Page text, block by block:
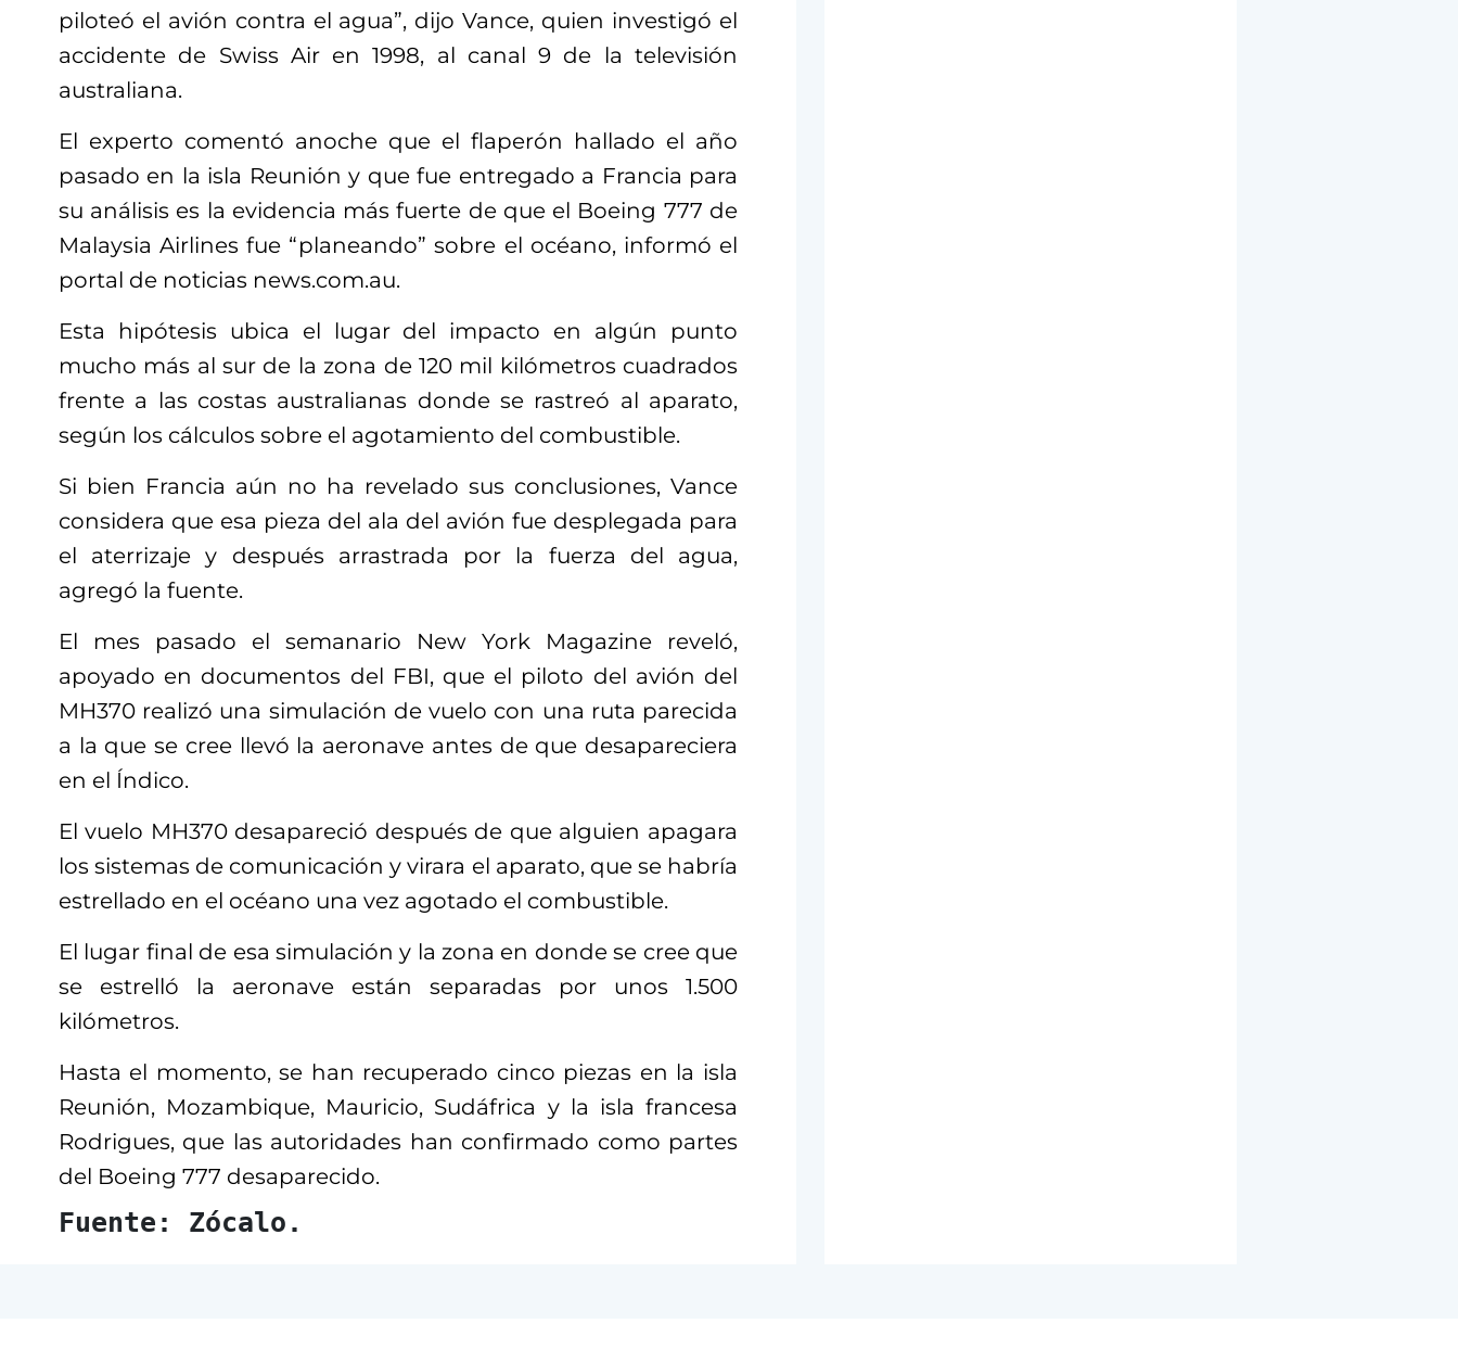
piloteó el avión contra el agua”, dijo Vance, quien investigó el
accidente de Swiss Air en 1998, al canal 9 de la televisión
australiana.
El experto comentó anoche que el flaperón hallado el año
pasado en la isla Reunión y que fue entregado a Francia para
su análisis es la evidencia más fuerte de que el Boeing 777 de
Malaysia Airlines fue “planeando” sobre el océano, informó el
portal de noticias news.com.au.
Esta hipótesis ubica el lugar del impacto en algún punto
mucho más al sur de la zona de 120 mil kilómetros cuadrados
frente a las costas australianas donde se rastreó al aparato,
según los cálculos sobre el agotamiento del combustible.
Si bien Francia aún no ha revelado sus conclusiones, Vance
considera que esa pieza del ala del avión fue desplegada para
el aterrizaje y después arrastrada por la fuerza del agua,
agregó la fuente.
El mes pasado el semanario New York Magazine reveló,
apoyado en documentos del FBI, que el piloto del avión del
MH370 realizó una simulación de vuelo con una ruta parecida
a la que se cree llevó la aeronave antes de que desapareciera
en el Índico.
El vuelo MH370 desapareció después de que alguien apagara
los sistemas de comunicación y virara el aparato, que se habría
estrellado en el océano una vez agotado el combustible.
El lugar final de esa simulación y la zona en donde se cree que
se estrelló la aeronave están separadas por unos 1.500
kilómetros.
Hasta el momento, se han recuperado cinco piezas en la isla
Reunión, Mozambique, Mauricio, Sudáfrica y la isla francesa
Rodrigues, que las autoridades han confirmado como partes
del Boeing 777 desaparecido.
Fuente: Zócalo.